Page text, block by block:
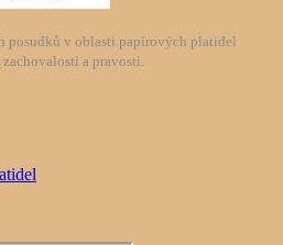
posudků v oblasti papírových platidel
a pravosti.